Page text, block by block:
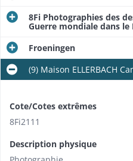
8Fi Photographies des
Guerre mondiale dans le
Froeningen
(9) Maison ELLERBACH
Cote/Cotes extrêmes
8Fi2111
Description physique